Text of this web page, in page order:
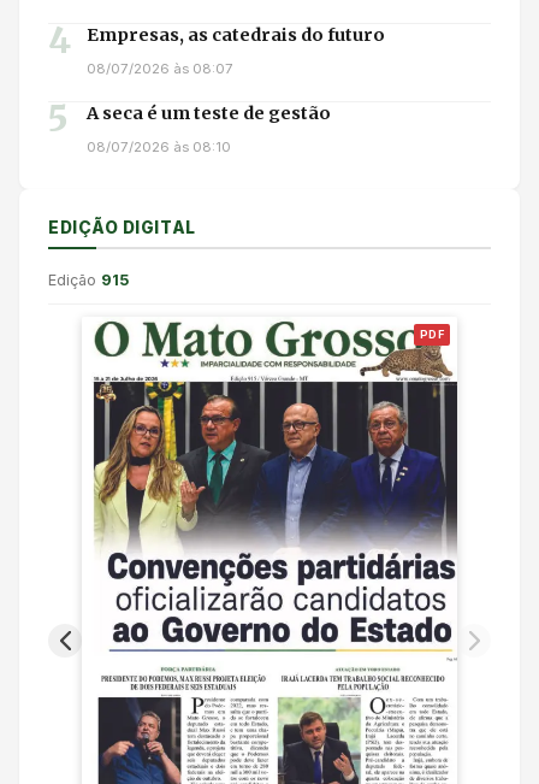
4 Empresas, as catedrais do futuro
08/07/2026 às 08:07
5 A seca é um teste de gestão
08/07/2026 às 08:10
EDIÇÃO DIGITAL
Edição 915
PDF